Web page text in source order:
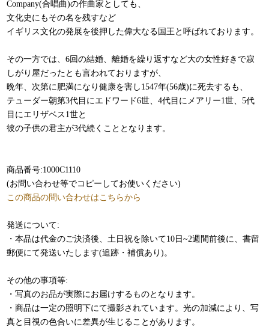
Company(合唱曲)の作曲家としても、
文化史にもその名を残すなど
イギリス文化の発展を後押した偉大なる国王と呼ばれております。
その一方では、6回の結婚、離婚を繰り返すなど大の女性好きで寂
しがり屋だったとも言われておりますが、
晩年、次第に肥満になり健康を害し1547年(56歳)に死去するも、
テューダー朝第3代目にエドワード6世、4代目にメアリー1世、5代
目にエリザベス1世と
彼の子供の君主が3代続くこととなります。
商品番号:1000C1110
(お問い合わせ等でコピーしてお使いください)
この商品の問い合わせはこちらから
発送について:
​・本品は代金のご決済後、土日祝を除いて10日~2週間前後に、書留
郵便にて発送いたします(追跡・補償あり)。
その他の事項等:
・写真のお品が実際にお届けするものとなります。
・商品は一定の照明下にて撮影されています。光の加減により、写
真と目視の色合いに差異が生じることがあります。